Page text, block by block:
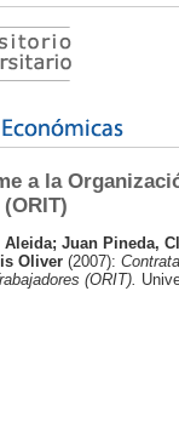
a la
Aleida; Juan Pineda,
Oliver (2007):
(ORIT).